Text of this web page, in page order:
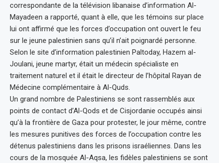
correspondante de la télévision libanaise d’information Al-
Mayadeen a rapporté, quant à elle, que les témoins sur place
lui ont affirmé que les forces d’occupation ont ouvert le feu
sur le jeune palestinien sans qu’il n’ait poignardé personne.
Selon le site d’information palestinien Paltoday, Hazem al-
Joulani, jeune martyr, était un médecin spécialiste en
traitement naturel et il était le directeur de l’hôpital Rayan de
Médecine complémentaire à Al-Quds.
Un grand nombre de Palestiniens se sont rassemblés aux
points de contact d’Al-Qods et de Cisjordanie occupés ainsi
qu’à la frontière de Gaza pour protester, le jour même, contre
les mesures punitives des forces de l’occupation contre les
détenus palestiniens dans les prisons israéliennes. Dans les
cours de la mosquée Al-Aqsa, les fidèles palestiniens se sont